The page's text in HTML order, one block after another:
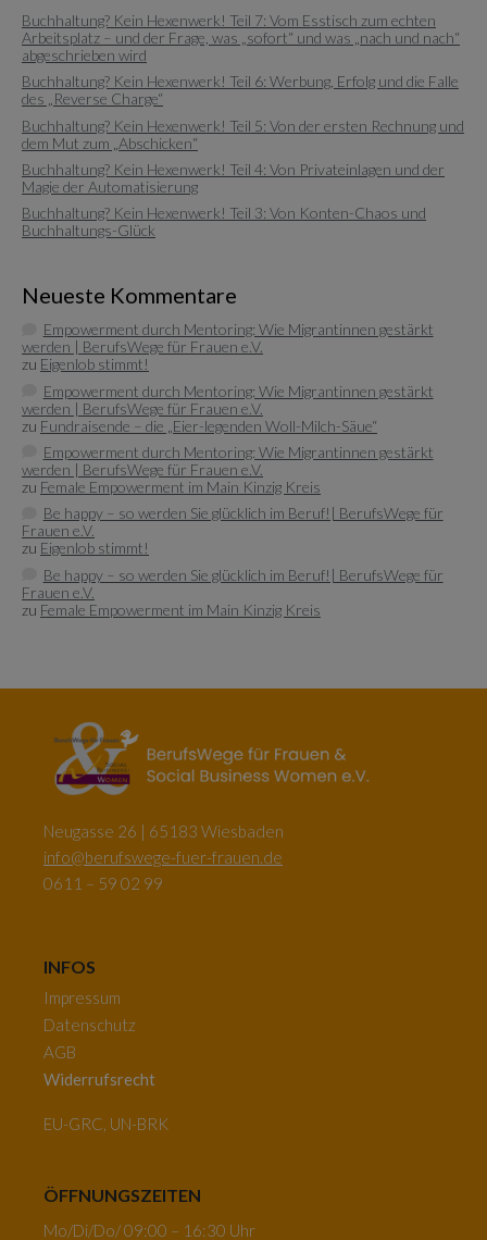
Buchhaltung? Kein Hexenwerk! Teil 7: Vom Esstisch zum echten
Arbeitsplatz – und der Frage, was „sofort“ und was „nach und nach“
abgeschrieben wird
Buchhaltung? Kein Hexenwerk! Teil 6: Werbung, Erfolg und die Falle
des „Reverse Charge“
Buchhaltung? Kein Hexenwerk! Teil 5: Von der ersten Rechnung und
dem Mut zum „Abschicken“
Buchhaltung? Kein Hexenwerk! Teil 4: Von Privateinlagen und der
Magie der Automatisierung
Buchhaltung? Kein Hexenwerk! Teil 3: Von Konten-Chaos und
Buchhaltungs-Glück
Neueste Kommentare
Empowerment durch Mentoring: Wie Migrantinnen gestärkt
werden | BerufsWege für Frauen e.V.
zu Eigenlob stimmt!
Empowerment durch Mentoring: Wie Migrantinnen gestärkt
werden | BerufsWege für Frauen e.V.
zu Fundraisende – die „Eier-legenden Woll-Milch-Säue“
Empowerment durch Mentoring: Wie Migrantinnen gestärkt
werden | BerufsWege für Frauen e.V.
zu Female Empowerment im Main Kinzig Kreis
Be happy – so werden Sie glücklich im Beruf!| BerufsWege für
Frauen e.V.
zu Eigenlob stimmt!
Be happy – so werden Sie glücklich im Beruf!| BerufsWege für
Frauen e.V.
zu Female Empowerment im Main Kinzig Kreis
Neugasse 26 | 65183 Wiesbaden
info@berufswege-fuer-frauen.de
0611 – 59 02 99
INFOS
Impressum
Datenschutz
AGB
Widerrufsrecht
EU-GRC, UN-BRK
ÖFFNUNGSZEITEN
Mo/Di/Do/ 09:00 – 16:30 Uhr